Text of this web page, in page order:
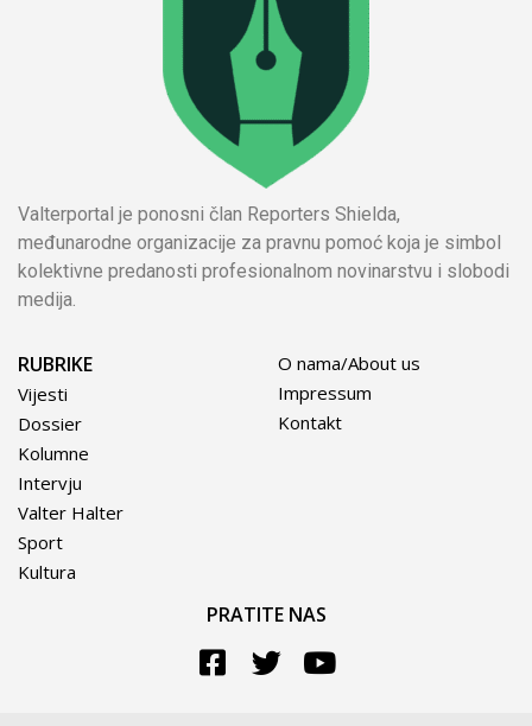
Valterportal je ponosni član Reporters Shielda,
međunarodne organizacije za pravnu pomoć koja je simbol
kolektivne predanosti profesionalnom novinarstvu i slobodi
medija.
RUBRIKE
Vijesti
Dossier
Kolumne
Intervju
Valter Halter
Sport
Kultura
O nama/About us
Impressum
Kontakt
PRATITE NAS